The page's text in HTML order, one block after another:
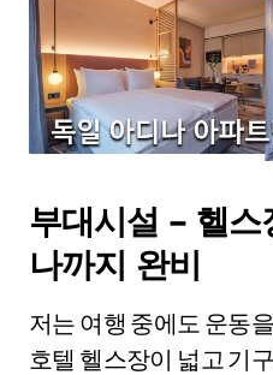
부대시설 – 헬
나까지 완비
저는 여행 중에도 운동
호텔 헬스장이 넓고 기